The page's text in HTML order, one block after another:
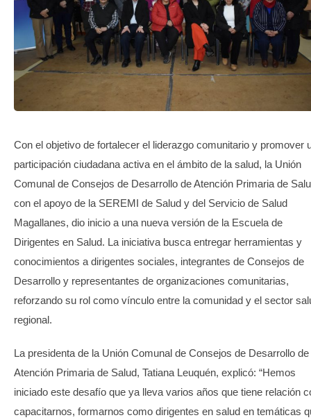
TRANSPARENCIA
Con el objetivo de fortalecer el liderazgo comunitario y promover
participación ciudadana activa en el ámbito de la salud, la Unión
Comunal de Consejos de Desarrollo de Atención Primaria de
con el apoyo de la SEREMI de Salud y del Servicio de Salud
Magallanes, dio inicio a una nueva versión de la Escuela de
Dirigentes en Salud. La iniciativa busca entregar herramientas y
conocimientos a dirigentes sociales, integrantes de Consejos de
Desarrollo y representantes de organizaciones comunitarias,
reforzando su rol como vínculo entre la comunidad y el sector
regional.
La presidenta de la Unión Comunal de Consejos de Desarrollo de
Atención Primaria de Salud, Tatiana Leuquén, explicó: “Hemos
iniciado este desafío que ya lleva varios años que tiene relación
capacitarnos, formarnos como dirigentes en salud en temáticas